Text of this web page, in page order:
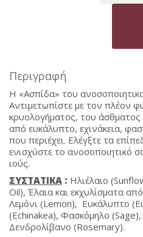
ποσότητα
Περιγραφή
Η «Ασπίδα» του
Αντιμετωπίστε με τον πλέον
κρυολογήματος, του άσθματος
από ευκάλυπτο, εχινάκεια,
που περιέχει. Ελέγξτε τα
ενισχύστε το ανοσοποιητικό
ιούς.
ΣΥΣΤΑΤΙΚΑ : Ηλιέλαιο
Oil), Έλαια και εκχυλίσματα
Λεμόνι (Lemon), Ευκάλυπτο
(Echinakea), Φασκόμηλο
Δενδρολίβανο (Rosemary).